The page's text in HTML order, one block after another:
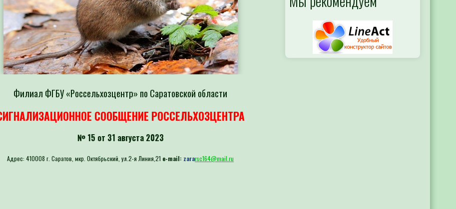
Филиал ФГБУ «Россельхозцентр» по Саратовской области
СООБЩЕНИЕ РОССЕЛЬХОЗЦЕНТРА
№ 15 от 31 августа 2023
Адрес: 410008 г. Саратов, мкр. Октябрьский, ул.2-я Линия,21 e-mail: zararsc164@mail.ru